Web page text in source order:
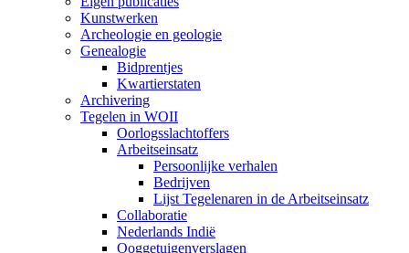
Kunstwerken
Archeologie en geologie
Genealogie
Bidprentjes
Kwartierstaten
Archivering
Tegelen in WOII
Oorlogsslachtoffers
Arbeitseinsatz
Persoonlijke verhalen
Bedrijven
Lijst Tegelenaren in de Arbeitseinsatz
Collaboratie
Nederlands Indië
Ooggetuigenverslagen